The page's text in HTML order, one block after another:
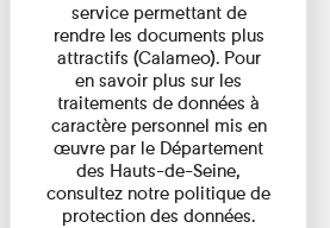
service permettant de
rendre les documents plus
attractifs (Calameo). Pour
en savoir plus sur les
traitements de données à
caractère personnel mis en
œuvre par le Département
des Hauts-de-Seine,
consultez notre politique de
protection des données.